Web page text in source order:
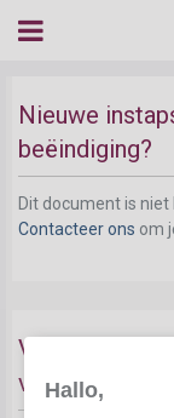
Nieuwe
beëindiging?
Dit document is
Contacteer ons om
Vergoeding
vroegtijdige
Hallo,